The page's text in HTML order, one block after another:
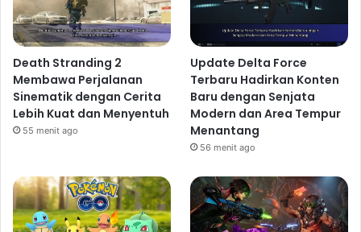
Death Stranding 2
Membawa Perjalanan
Sinematik dengan Cerita
Lebih Kuat dan Menyentuh
55 menit ago
Update Delta Force
Terbaru Hadirkan Konten
Baru dengan Senjata
Modern dan Area Tempur
Menantang
56 menit ago